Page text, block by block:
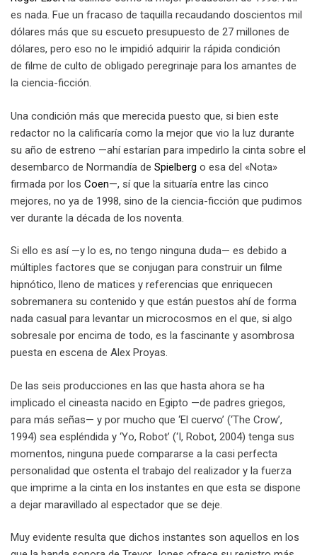
es nada. Fue un fracaso de taquilla recaudando doscientos mil
dólares más que su escueto presupuesto de 27 millones de
dólares, pero eso no le impidió adquirir la rápida condición
de filme de culto de obligado peregrinaje para los amantes de
la ciencia-ficción.
Una condición más que merecida puesto que, si bien este
redactor no la calificaría como la mejor que vio la luz durante
su año de estreno —ahí estarían para impedirlo la cinta sobre el
desembarco de Normandía de Spielberg o esa del «Nota»
firmada por los Coen—, sí que la situaría entre las cinco
mejores, no ya de 1998, sino de la ciencia-ficción que pudimos
ver durante la década de los noventa.
Si ello es así —y lo es, no tengo ninguna duda— es debido a
múltiples factores que se conjugan para construir un filme
hipnótico, lleno de matices y referencias que enriquecen
sobremanera su contenido y que están puestos ahí de forma
nada casual para levantar un microcosmos en el que, si algo
sobresale por encima de todo, es la fascinante y asombrosa
puesta en escena de Alex Proyas.
De las seis producciones en las que hasta ahora se ha
implicado el cineasta nacido en Egipto —de padres griegos,
para más señas— y por mucho que ‘El cuervo’ (‘The Crow’,
1994) sea espléndida y ‘Yo, Robot’ (‘I, Robot, 2004) tenga sus
momentos, ninguna puede compararse a la casi perfecta
personalidad que ostenta el trabajo del realizador y la fuerza
que imprime a la cinta en los instantes en que esta se dispone
a dejar maravillado al espectador que se deje.
Muy evidente resulta que dichos instantes son aquellos en los